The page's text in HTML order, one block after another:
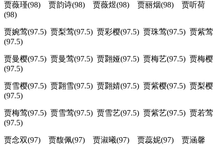
贾薇瑾(98) 贾韵诗(98) 贾薇煜(98) 贾丽烟(98) 贾听荷
(98)
贾婉莺(97.5) 贾梨莺(97.5) 贾彩樱(97.5) 贾珠莺(97.5) 贾紫莺
(97.5)
贾曼樱(97.5) 贾曼莺(97.5) 贾翾娅(97.5) 贾梅艺(97.5) 贾梅樱
(97.5)
贾雪樱(97.5) 贾翾雪(97.5) 贾翾婧(97.5) 贾紫樱(97.5) 贾梨樱
(97.5)
贾梅莺(97.5) 贾雪莺(97.5) 贾雪艺(97.5) 贾紫艺(97.5) 贾若莺
(97.5)
贾念双(97) 贾馥佩(97) 贾淑曦(97) 贾蕊妮(97) 贾涵馨